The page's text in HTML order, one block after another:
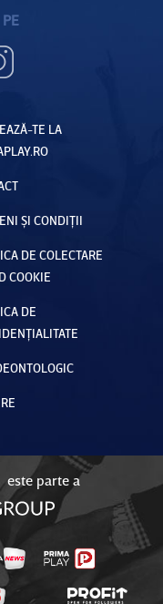
TE LA
ȘI CONDIȚII
DE COLECTARE
COOKIE
DE
este parte a